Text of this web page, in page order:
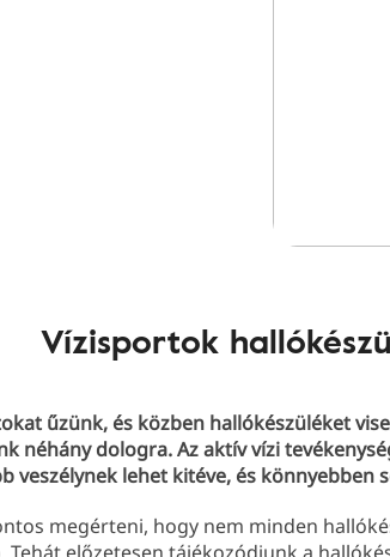
Vízisportok
űzünk, és közben hallókészüléket
néhány dologra. Az aktív vízi
veszélynek lehet kitéve, és könnyebben
megérteni, hogy nem minden